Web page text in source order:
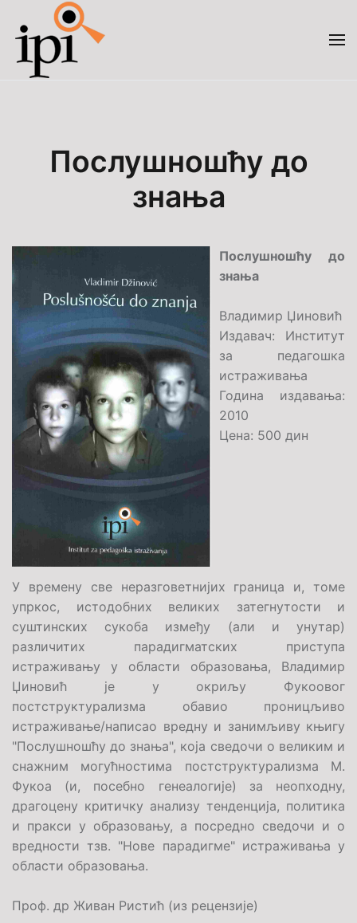
Skip to main content
Послушношћу до
знања
Послушношћу до
знања
Владимир Џиновић
Издавач: Институт
за педагошка
истраживања
Година издавања:
2010
Цена: 500 дин
У времену све неразговетнијих граница и, томе
упркос, истодобних великих затегнутости и
суштинских сукоба између (али и унутар)
различитих парадигматских приступа
истраживању у области образовања, Владимир
Џиновић је у окриљу Фукоовог
постструктурализма обавио проницљиво
истраживање/написао вредну и занимљиву књигу
"Послушношћу до знања", која сведочи о великим и
снажним могућностима постструктурализма М.
Фукоа (и, посебно генеалогије) за неопходну,
драгоцену критичку анализу тенденција, политика
и пракси у образовању, а посредно сведочи и о
вредности тзв. "Нове парадигме" истраживања у
области образовања.
Проф. др Живан Ристић (из рецензије)